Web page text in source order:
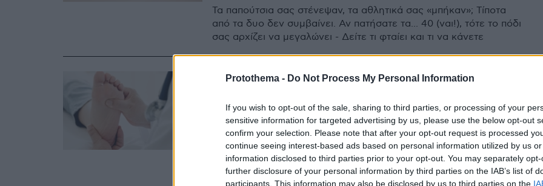
Protothema - Do Not Process My Personal Information
If you wish to opt-out of the sale, sharing to third parties, or processing of your
sensitive information for targeted advertising by us, please use the below opt-out
confirm your selection. Please note that after your opt-out request is processed
continue seeing interest-based ads based on personal information utilized by us
information disclosed to third parties prior to your opt-out. You may separately
further disclosure of your personal information by third parties on the IAB’s list of
participants. This information may also be disclosed by us to third parties on the
Τα παπούτσια σας στένεψαν, τα αθλητικά σας «μπήκαν»; Τίποτα
από τα δυο δεν συμβαίνει. Αν πατήσατε τα... 40 (ναι!), τότε το πόδι
σας αρχίζει να μεγαλώνει - Δείτε τι φταίει και τι να κάνετε
προβλήματα των ποδιών καθώς
μεγαλώνουμε – Πώς αντιμετωπίζονται
Με την πάροδο των χρόνων τα πόδια μας αρχίζουν και
εκδηλώνουν φθορές, καθώς και μικρότερα ή μεγαλύτερα
15.03.2022, 16:23